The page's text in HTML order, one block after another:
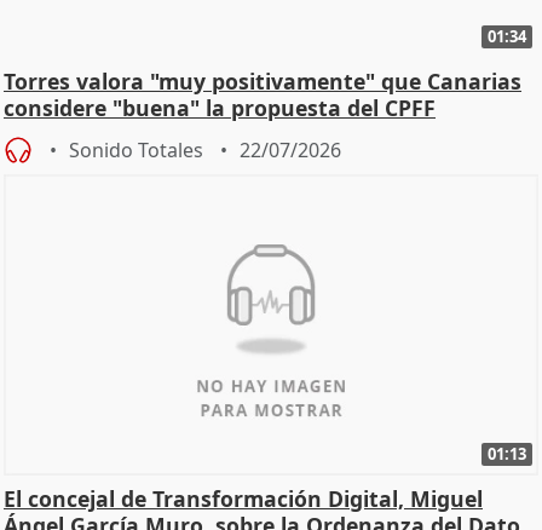
01:34
Torres valora "muy positivamente" que Canarias
considere "buena" la propuesta del CPFF
Sonido Totales 22/07/2026
01:13
El concejal de Transformación Digital, Miguel